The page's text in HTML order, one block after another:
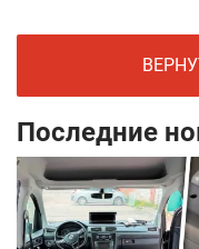
Последние